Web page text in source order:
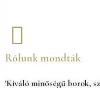
Rólunk mondták
'Kiváló minőségű borok,